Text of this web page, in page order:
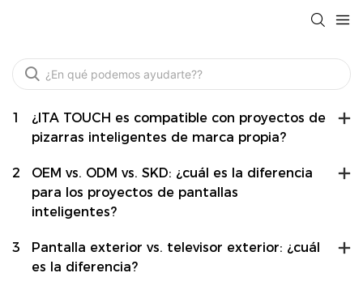
1
¿ITA TOUCH es compatible con proyectos de
pizarras inteligentes de marca propia?
2
OEM vs. ODM vs. SKD: ¿cuál es la diferencia
para los proyectos de pantallas
inteligentes?
3
Pantalla exterior vs. televisor exterior: ¿cuál
es la diferencia?